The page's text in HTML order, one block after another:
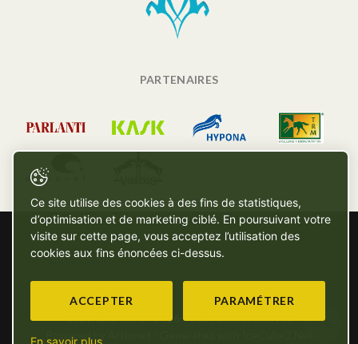
PARTENAIRES
Copyright © SG - 2026 - Tous droits réservés
Powered by Artionet
Ce site utilise des cookies à des fins de statistiques,
d’optimisation et de marketing ciblé. En poursuivant votre
visite sur cette page, vous acceptez l’utilisation des
cookies aux fins énoncées ci-dessus.
ACCEPTER PARAMÉTRER
En savoir plus